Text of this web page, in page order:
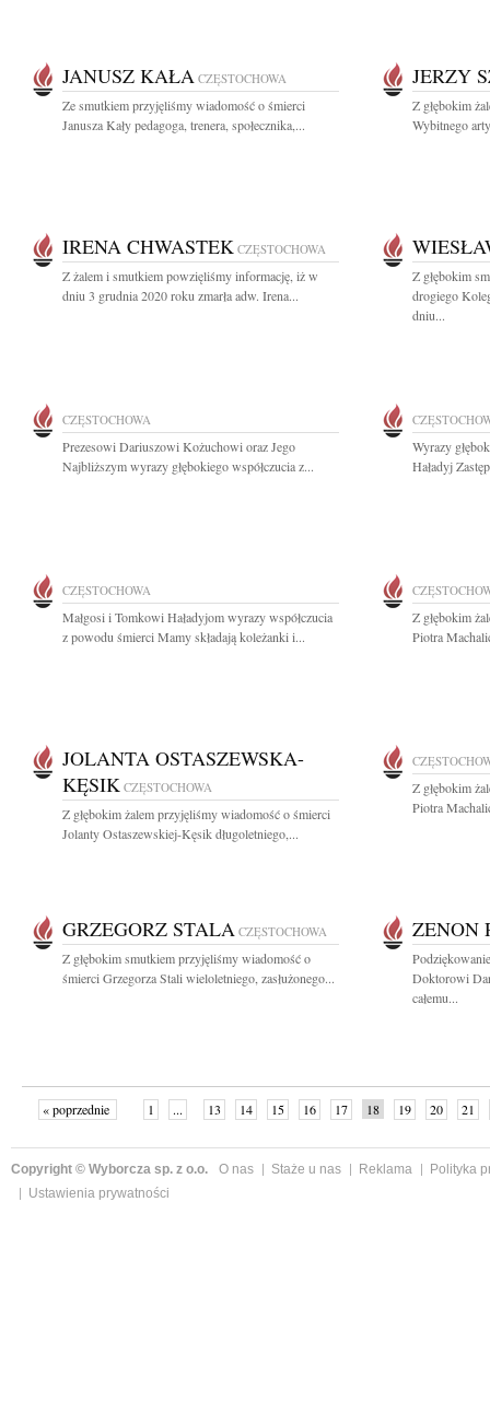
JANUSZ KAŁA CZĘSTOCHOWA
Ze smutkiem przyjęliśmy wiadomość o śmierci
Janusza Kały pedagoga, trenera, społecznika,...
JERZY
Z głębokim
Wybitnego
IRENA CHWASTEK CZĘSTOCHOWA
Z żalem i smutkiem powzięliśmy informację, iż w
dniu 3 grudnia 2020 roku zmarła adw. Irena...
Z głębokim
drogiego
dniu...
CZĘSTOCHOWA
Prezesowi Dariuszowi Kożuchowi oraz Jego
Najbliższym wyrazy głębokiego współczucia z...
Wyrazy
Haładyj
CZĘSTOCHOWA
Małgosi i Tomkowi Haładyjom wyrazy współczucia
z powodu śmierci Mamy składają koleżanki i...
Z głębokim
Piotra
JOLANTA OSTASZEWSKA-
KĘSIK CZĘSTOCHOWA
Z głębokim żalem przyjęliśmy wiadomość o śmierci
Jolanty Ostaszewskiej-Kęsik długoletniego,...
Z głębokim
Piotra
GRZEGORZ STALA CZĘSTOCHOWA
Z głębokim smutkiem przyjęliśmy wiadomość o
śmierci Grzegorza Stali wieloletniego, zasłużonego...
ZENON
Doktorowi
całemu...
« poprzednie 1 ... 13 14 15 16 17 18 19 20
21
Copyright © Wyborcza sp. z o.o. O nas Staże u nas Reklama
Polityka
Ustawienia prywatności